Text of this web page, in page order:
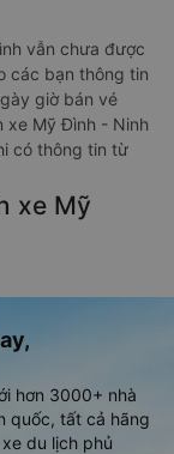
vẫn chưa được
các bạn thông tin
giờ bán vé
xe Mỹ Đình - Ninh
có thông tin từ
xe Mỹ
hơn 3000+ nhà
quốc, tất cả hãng
du lịch phủ